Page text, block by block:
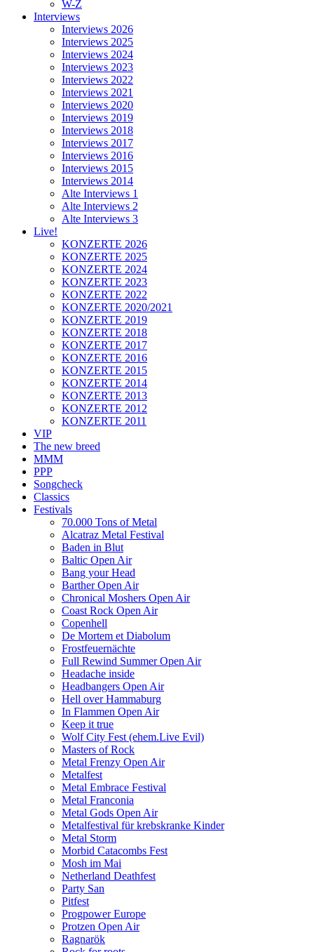
W-Z
Interviews
Interviews 2026
Interviews 2025
Interviews 2024
Interviews 2023
Interviews 2022
Interviews 2021
Interviews 2020
Interviews 2019
Interviews 2018
Interviews 2017
Interviews 2016
Interviews 2015
Interviews 2014
Alte Interviews 1
Alte Interviews 2
Alte Interviews 3
Live!
KONZERTE 2026
KONZERTE 2025
KONZERTE 2024
KONZERTE 2023
KONZERTE 2022
KONZERTE 2020/2021
KONZERTE 2019
KONZERTE 2018
KONZERTE 2017
KONZERTE 2016
KONZERTE 2015
KONZERTE 2014
KONZERTE 2013
KONZERTE 2012
KONZERTE 2011
VIP
The new breed
MMM
PPP
Songcheck
Classics
Festivals
70.000 Tons of Metal
Alcatraz Metal Festival
Baden in Blut
Baltic Open Air
Bang your Head
Barther Open Air
Chronical Moshers Open Air
Coast Rock Open Air
Copenhell
De Mortem et Diabolum
Frostfeuernächte
Full Rewind Summer Open Air
Headache inside
Headbangers Open Air
Hell over Hammaburg
In Flammen Open Air
Keep it true
Wolf City Fest (ehem.Live Evil)
Masters of Rock
Metal Frenzy Open Air
Metalfest
Metal Embrace Festival
Metal Franconia
Metal Gods Open Air
Metalfestival für krebskranke Kinder
Metal Storm
Morbid Catacombs Fest
Mosh im Mai
Netherland Deathfest
Party San
Pitfest
Progpower Europe
Protzen Open Air
Ragnarök